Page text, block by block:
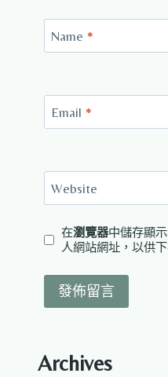
Name *
Email *
Website
在瀏覽器中儲存顯
人網站網址，以供
Archives